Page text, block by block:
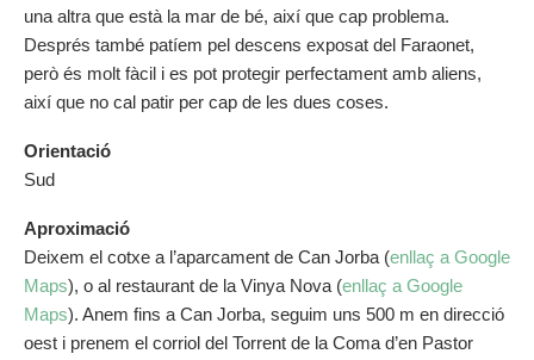
una altra que està la mar de bé, així que cap problema.
Després també patíem pel descens exposat del Faraonet,
però és molt fàcil i es pot protegir perfectament amb aliens,
així que no cal patir per cap de les dues coses.
Orientació
Sud
Aproximació
Deixem el cotxe a l’aparcament de Can Jorba (enllaç a Google
Maps), o al restaurant de la Vinya Nova (enllaç a Google
Maps). Anem fins a Can Jorba, seguim uns 500 m en direcció
oest i prenem el corriol del Torrent de la Coma d’en Pastor